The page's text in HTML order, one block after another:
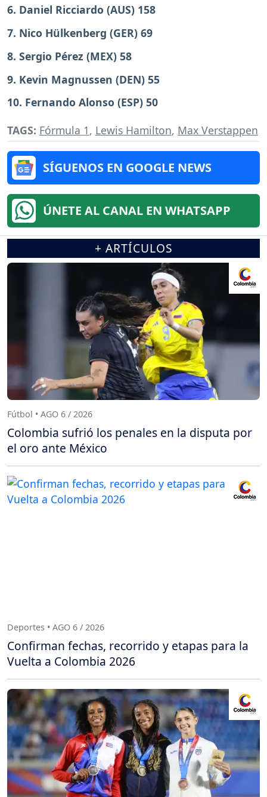
6. Daniel Ricciardo (AUS) 158
7. Nico Hülkenberg (GER) 69
8. Sergio Pérez (MEX) 58
9. Kevin Magnussen (DEN) 55
10. Fernando Alonso (ESP) 50
TAGS: Fórmula 1, Lewis Hamilton, Max Verstappen
SÍGUENOS EN GOOGLE NEWS
ÚNETE AL CANAL EN WHATSAPP
+ ARTÍCULOS
Fútbol • AGO 6 / 2026
Colombia sufrió los penales en la disputa por
el oro ante México
Deportes • AGO 6 / 2026
Confirman fechas, recorrido y etapas para la
Vuelta a Colombia 2026